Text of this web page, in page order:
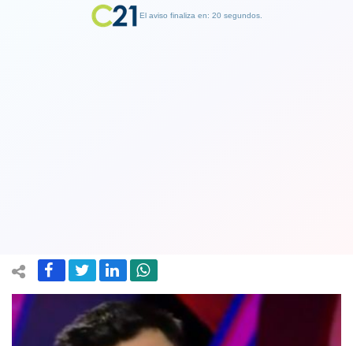
El aviso finaliza en: 19 segundos.